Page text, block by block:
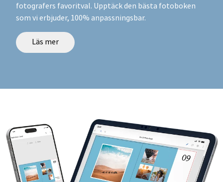
fotografers favoritval. Upptäck den bästa fotoboken
som vi erbjuder, 100% anpassningsbar.
Läs mer